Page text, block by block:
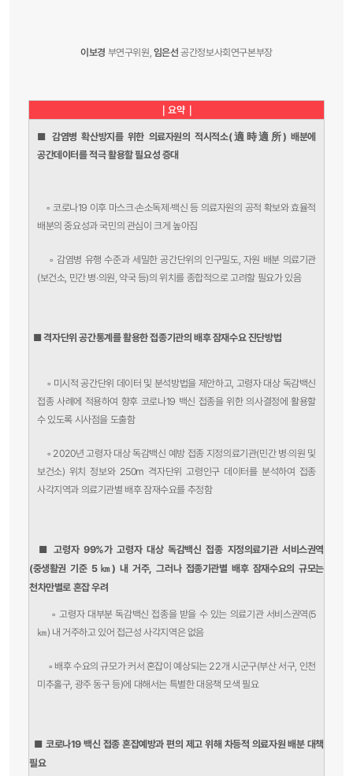
이보경 부연구위원, 임은선 공간정보사회연구본부장
｜요약｜
■ 감염병 확산방지를 위한 의료자원의 적시적소(適時適所) 배분에
공간데이터를 적극 활용할 필요성 증대
◦ 코로나19 이후 마스크·손소독제·백신 등 의료자원의 공적 확보와 효율적
배분의 중요성과 국민의 관심이 크게 높아짐
◦ 감염병 유행 수준과 세밀한 공간단위의 인구밀도, 자원 배분 의료기관
(보건소, 민간 병·의원, 약국 등)의 위치를 종합적으로 고려할 필요가 있음
■ 격자단위 공간통계를 활용한 접종기관의 배후 잠재수요 진단방법
◦ 미시적 공간단위 데이터 및 분석방법을 제안하고, 고령자 대상 독감백신
접종 사례에 적용하여 향후 코로나19 백신 접종을 위한 의사결정에 활용할
수 있도록 시사점을 도출함
◦ 2020년 고령자 대상 독감백신 예방 접종 지정의료기관(민간 병·의원 및
보건소) 위치 정보와 250m 격자단위 고령인구 데이터를 분석하여 접종
사각지역과 의료기관별 배후 잠재수요를 추정함
■ 고령자 99%가 고령자 대상 독감백신 접종 지정의료기관 서비스권역
(중생활권 기준 5㎞) 내 거주, 그러나 접종기관별 배후 잠재수요의 규모는
천차만별로 혼잡 우려
◦ 고령자 대부분 독감백신 접종을 받을 수 있는 의료기관 서비스권역(5
㎞) 내 거주하고 있어 접근성 사각지역은 없음
◦ 배후 수요의 규모가 커서 혼잡이 예상되는 22개 시군구(부산 서구, 인천
미추홀구, 광주 동구 등)에 대해서는 특별한 대응책 모색 필요
■ 코로나19 백신 접종 혼잡예방과 편의 제고 위해 차등적 의료자원 배분 대책
필요